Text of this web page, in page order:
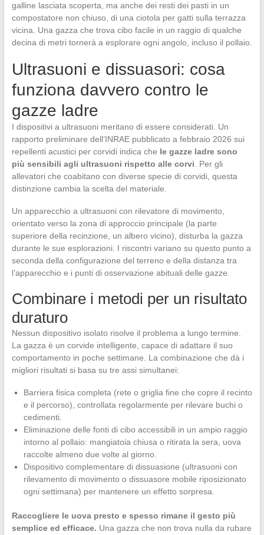
galline lasciata scoperta, ma anche dei resti dei pasti in un
compostatore non chiuso, di una ciotola per gatti sulla terrazza
vicina. Una gazza che trova cibo facile in un raggio di qualche
decina di metri tornerà a esplorare ogni angolo, incluso il pollaio.
Ultrasuoni e dissuasori: cosa
funziona davvero contro le
gazze ladre
I dispositivi a ultrasuoni meritano di essere considerati. Un
rapporto preliminare dell’INRAE pubblicato a febbraio 2026 sui
repellenti acustici per corvidi indica che le gazze ladre sono
più sensibili agli ultrasuoni rispetto alle corvi . Per gli
allevatori che coabitano con diverse specie di corvidi, questa
distinzione cambia la scelta del materiale.
Un apparecchio a ultrasuoni con rilevatore di movimento,
orientato verso la zona di approccio principale (la parte
superiore della recinzione, un albero vicino), disturba la gazza
durante le sue esplorazioni. I riscontri variano su questo punto a
seconda della configurazione del terreno e della distanza tra
l’apparecchio e i punti di osservazione abituali delle gazze.
Combinare i metodi per un risultato
duraturo
Nessun dispositivo isolato risolve il problema a lungo termine.
La gazza è un corvide intelligente, capace di adattare il suo
comportamento in poche settimane. La combinazione che dà i
migliori risultati si basa su tre assi simultanei:
Barriera fisica completa (rete o griglia fine che copre il recinto
e il percorso), controllata regolarmente per rilevare buchi o
cedimenti.
Eliminazione delle fonti di cibo accessibili in un ampio raggio
intorno al pollaio: mangiatoia chiusa o ritirata la sera, uova
raccolte almeno due volte al giorno.
Dispositivo complementare di dissuasione (ultrasuoni con
rilevamento di movimento o dissuasore mobile riposizionato
ogni settimana) per mantenere un effetto sorpresa.
Raccogliere le uova presto e spesso rimane il gesto più
semplice ed efficace. Una gazza che non trova nulla da rubare